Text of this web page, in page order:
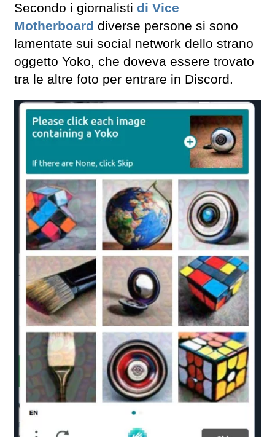
Secondo i giornalisti di Vice
Motherboard diverse persone si sono
lamentate sui social network dello strano
oggetto Yoko, che doveva essere trovato
tra le altre foto per entrare in Discord.